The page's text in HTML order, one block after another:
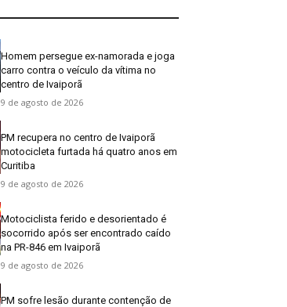
Homem persegue ex-namorada e joga
carro contra o veículo da vítima no
centro de Ivaiporã
9 de agosto de 2026
PM recupera no centro de Ivaiporã
motocicleta furtada há quatro anos em
Curitiba
9 de agosto de 2026
Motociclista ferido e desorientado é
socorrido após ser encontrado caído
na PR-846 em Ivaiporã
9 de agosto de 2026
PM sofre lesão durante contenção de